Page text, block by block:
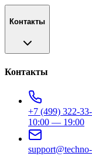
Контакты
Контакты
+7 (499) 322-
10:00 — 19:00